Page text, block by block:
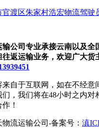
渡区朱家村浩宏物流驾驶
公司专业承接云南以及全
返运输业务，欢迎广大货
自于互联网，如在不经意
，我们将在48小时之内对
！
流运输公司-备案号： 滇